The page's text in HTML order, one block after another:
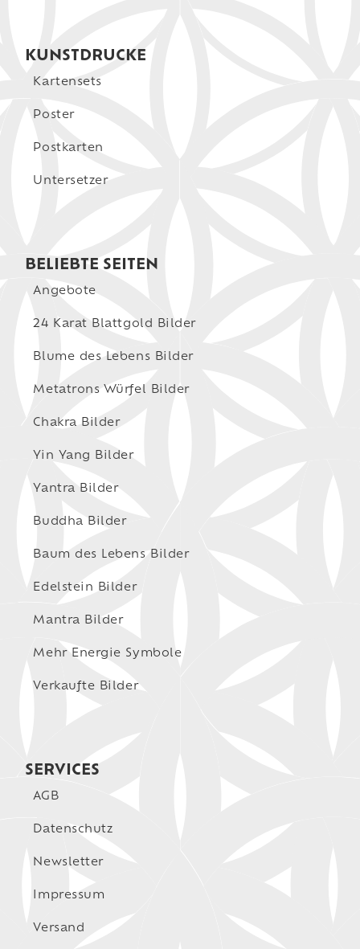
KUNSTDRUCKE
Kartensets
Poster
Postkarten
Untersetzer
BELIEBTE SEITEN
Angebote
24 Karat Blattgold Bilder
Blume des Lebens Bilder
Metatrons Würfel Bilder
Chakra Bilder
Yin Yang Bilder
Yantra Bilder
Buddha Bilder
Baum des Lebens Bilder
Edelstein Bilder
Mantra Bilder
Mehr Energie Symbole
Verkaufte Bilder
SERVICES
AGB
Datenschutz
Newsletter
Impressum
Versand